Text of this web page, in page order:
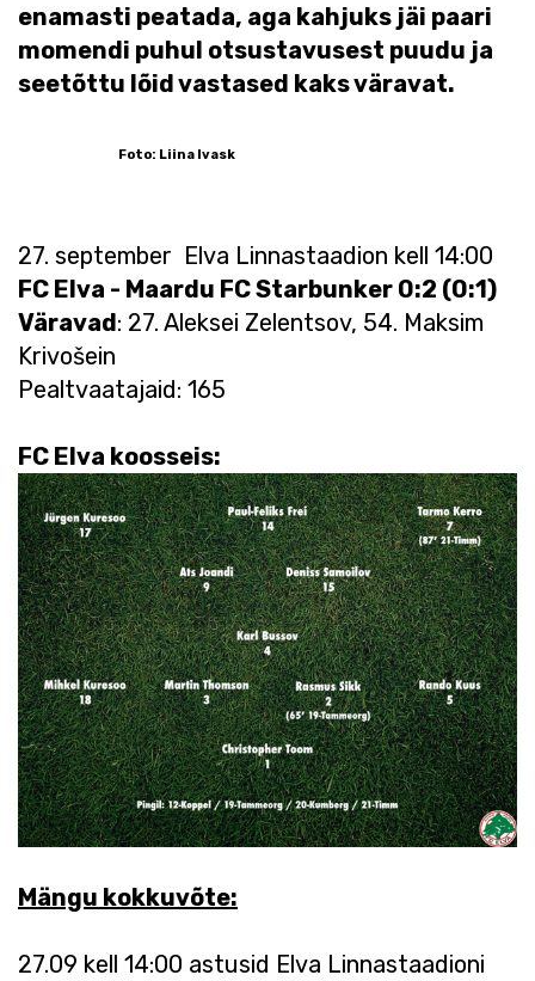
enamasti peatada, aga kahjuks jäi paari
momendi puhul otsustavusest puudu ja
seetõttu lõid vastased kaks väravat.
Foto: Liina Ivask
27. september Elva Linnastaadion kell 14:00
FC Elva - Maardu FC Starbunker 0:2 (0:1)
Väravad: 27. Aleksei Zelentsov, 54. Maksim
Krivošein
Pealtvaatajaid: 165
FC Elva koosseis:
Mängu kokkuvõte:
27.09 kell 14:00 astusid Elva Linnastaadioni